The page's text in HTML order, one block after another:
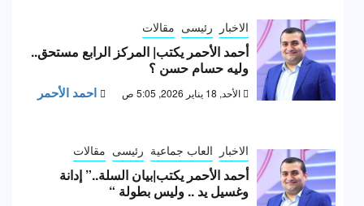
الاخبار رئيسى مقالات
أحمد الأحمر يكتب| المركز الرابع مستحق..
وليه حسام حسن ؟
الأحد, 18 يناير 2026, 5:05 ص احمد الأحمر
الاخبار العاب جماعية رئيسى مقالات
أحمد الأحمر يكتب|بيان السلة..” إدانة
وغسيل يد .. وليس بطولة “